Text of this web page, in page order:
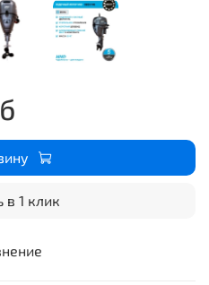
в 1 клик